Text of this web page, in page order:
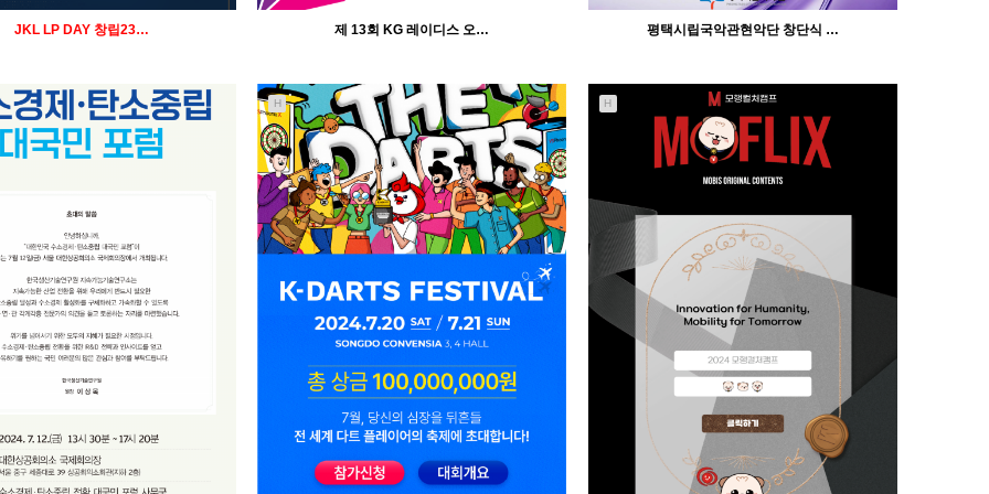
996
04-25
인바이트미
JKL LP DAY 창립23…
1231
04-25
제 13회 KG 레이디스 오…
351
04-25
인바이트미
평택시립국악관현악단 창단식 …
H H